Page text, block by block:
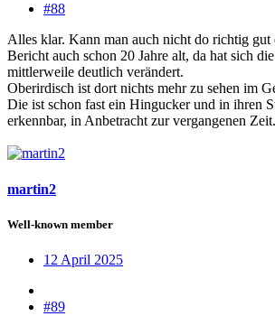
#88
Alles klar. Kann man auch nicht do richtig gut
Bericht auch schon 20 Jahre alt, da hat sich
mittlerweile deutlich verändert.
Oberirdisch ist dort nichts mehr zu sehen im
Die ist schon fast ein Hingucker und in ihren
erkennbar, in Anbetracht zur vergangenen Zeit.
martin2
Well-known member
12 April 2025
#89